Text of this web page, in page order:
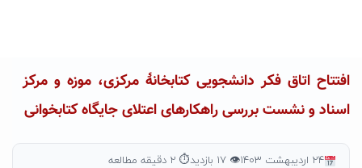
افتتاح اتاق فکر دانشجویی کتابخانهٔ مرکزی، موزه و مرکز
اسناد و نشست بررسی راهکارهای اعتلای جایگاه کتابخوانی
۲۴ اردیبهشت ۱۴۰۳ 👁 ۱۷ بازدید ⏱ ۲ دقیقه مطالعه